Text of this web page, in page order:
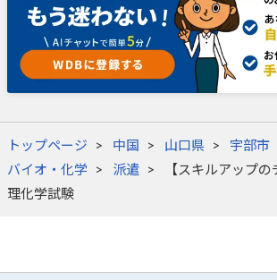
トップページ 中国 山口県
宇部市
バイオ・化学
派遣
【スキルアップ
理化学試験